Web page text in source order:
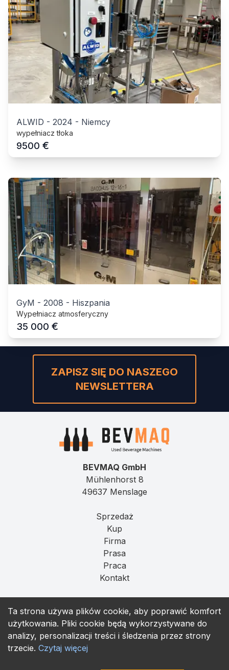
ALWID - 2024 - Niemcy
wypełniacz tłoka
9500 €
GyM - 2008 - Hiszpania
Wypełniacz atmosferyczny
35 000 €
Ta strona używa plików cookie, aby poprawić komfort
użytkowania. Pliki cookie będą wykorzystywane do
analizy, personalizacji treści i śledzenia przez strony
trzecie. Czytaj więcej
ZAPISZ SIĘ DO NASZEGO
NEWSLETTERA
BEVMAQ GmbH
Mühlenhorst 8
49637 Menslage
Sprzedaż
Kup
Firma
Prasa
Praca
Kontakt
Prywatność
T&C
contact@bevmaq.com